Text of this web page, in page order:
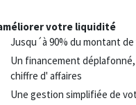
votre liquidité
Jusqu´à 90% du montant
Un financement
chiffre d' affaires
Une gestion simplifiée de